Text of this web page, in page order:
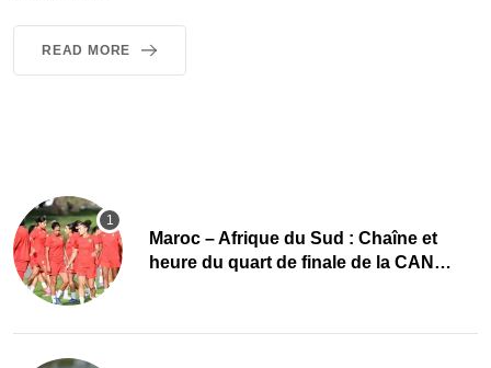
READ MORE
Maroc – Afrique du Sud : Chaîne et
heure du quart de finale de la CAN